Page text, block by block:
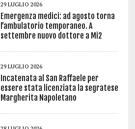
29 LUGLIO 2026
Emergenza medici: ad agosto torna
l’ambulatorio temporaneo. A
settembre nuovo dottore a Mi2
29 LUGLIO 2026
Incatenata al San Raffaele per
essere stata licenziata la segratese
Margherita Napoletano